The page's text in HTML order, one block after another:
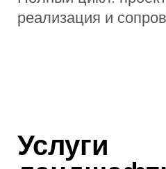
сада и контролируем
проекту. Это важно, чтобы
освещение так, чтобы сад
хорошем состоянии без